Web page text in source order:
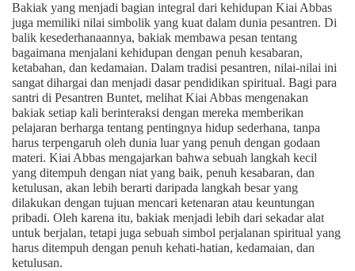
Bakiak yang menjadi bagian integral dari kehidupan Kiai Abbas
juga memiliki nilai simbolik yang kuat dalam dunia pesantren. Di
balik kesederhanaannya, bakiak membawa pesan tentang
bagaimana menjalani kehidupan dengan penuh kesabaran,
ketabahan, dan kedamaian. Dalam tradisi pesantren, nilai-nilai ini
sangat dihargai dan menjadi dasar pendidikan spiritual. Bagi para
santri di Pesantren Buntet, melihat Kiai Abbas mengenakan
bakiak setiap kali berinteraksi dengan mereka memberikan
pelajaran berharga tentang pentingnya hidup sederhana, tanpa
harus terpengaruh oleh dunia luar yang penuh dengan godaan
materi. Kiai Abbas mengajarkan bahwa sebuah langkah kecil
yang ditempuh dengan niat yang baik, penuh kesabaran, dan
ketulusan, akan lebih berarti daripada langkah besar yang
dilakukan dengan tujuan mencari ketenaran atau keuntungan
pribadi. Oleh karena itu, bakiak menjadi lebih dari sekadar alat
untuk berjalan, tetapi juga sebuah simbol perjalanan spiritual yang
harus ditempuh dengan penuh kehati-hatian, kedamaian, dan
ketulusan.